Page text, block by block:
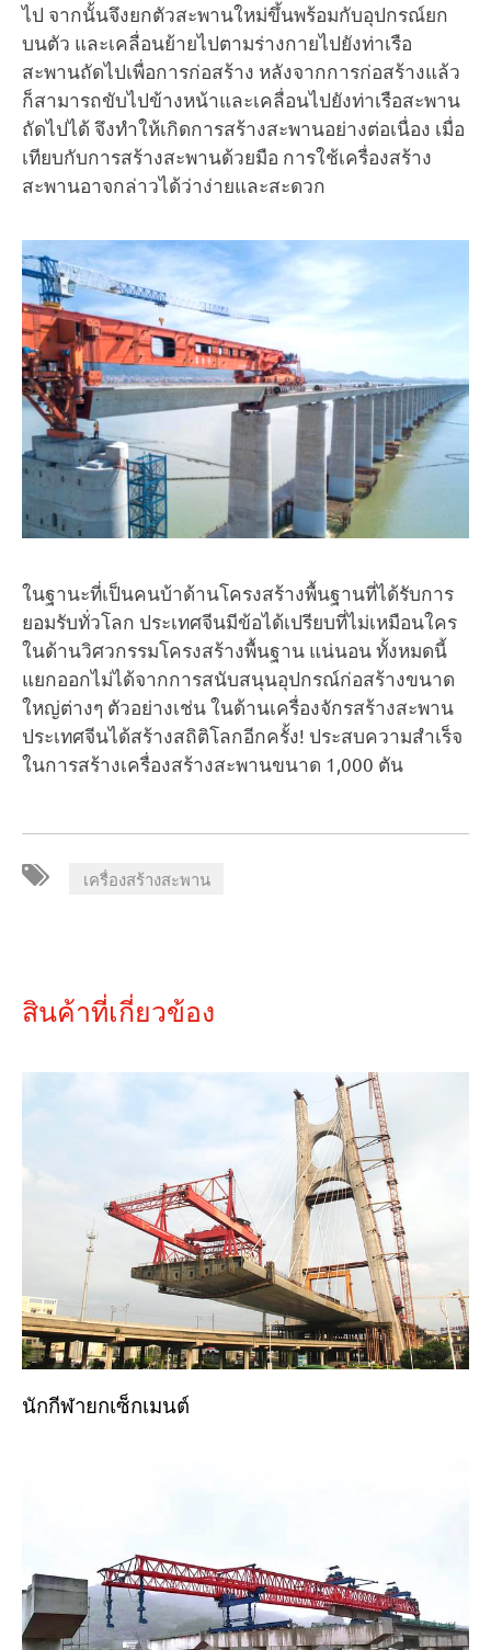
ไป จากนั้นจึงยกตัวสะพานใหม่ขึ้นพร้อมกับอุปกรณ์ยก
บนตัว และเคลื่อนย้ายไปตามร่างกายไปยังท่าเรือ
สะพานถัดไปเพื่อการก่อสร้าง หลังจากการก่อสร้างแล้ว
ก็สามารถขับไปข้างหน้าและเคลื่อนไปยังท่าเรือสะพาน
ถัดไปได้ จึงทำให้เกิดการสร้างสะพานอย่างต่อเนื่อง เมื่อ
เทียบกับการสร้างสะพานด้วยมือ การใช้เครื่องสร้าง
สะพานอาจกล่าวได้ว่าง่ายและสะดวก
ในฐานะที่เป็นคนบ้าด้านโครงสร้างพื้นฐานที่ได้รับการ
ยอมรับทั่วโลก ประเทศจีนมีข้อได้เปรียบที่ไม่เหมือนใคร
ในด้านวิศวกรรมโครงสร้างพื้นฐาน แน่นอน ทั้งหมดนี้
แยกออกไม่ได้จากการสนับสนุนอุปกรณ์ก่อสร้างขนาด
ใหญ่ต่างๆ ตัวอย่างเช่น ในด้านเครื่องจักรสร้างสะพาน
ประเทศจีนได้สร้างสถิติโลกอีกครั้ง! ประสบความสำเร็จ
ในการสร้างเครื่องสร้างสะพานขนาด 1,000 ตัน
เครื่องสร้างสะพาน
สินค้าที่เกี่ยวข้อง
นักกีฬายกเซ็กเมนต์